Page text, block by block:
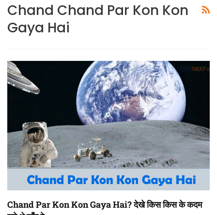
Chand Chand Par Kon Kon
Gaya Hai
Chand Par Kon Kon Gaya Hai? देखे किस किस के कदम